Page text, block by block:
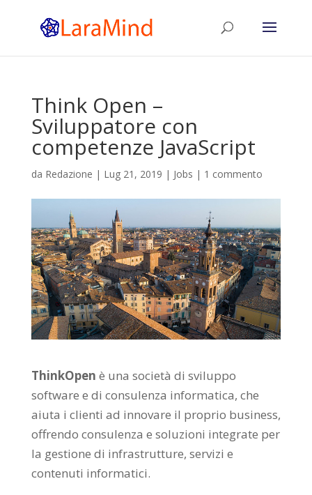
Think Open –
Sviluppatore con
competenze JavaScript
da Redazione | Lug 21, 2019 | Jobs | 1 commento
ThinkOpen è una società di sviluppo
software e di consulenza informatica, che
aiuta i clienti ad innovare il proprio business,
offrendo consulenza e soluzioni integrate per
la gestione di infrastrutture, servizi e
contenuti informatici.